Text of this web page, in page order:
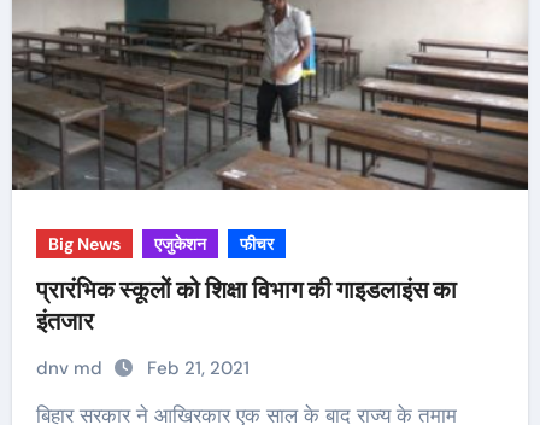
Big News एजुकेशन फीचर
प्रारंभिक स्कूलों को शिक्षा विभाग की गाइडलाइंस का
इंतजार
dnv md Feb 21, 2021
बिहार सरकार ने आखिरकार एक साल के बाद राज्य के तमाम